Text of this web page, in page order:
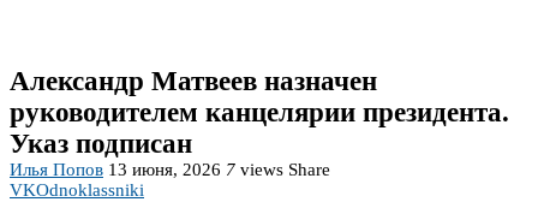
Александр Матвеев назначен
руководителем канцелярии президента.
Указ подписан
Илья Попов 13 июня, 2026 7 views Share
VKOdnoklassniki